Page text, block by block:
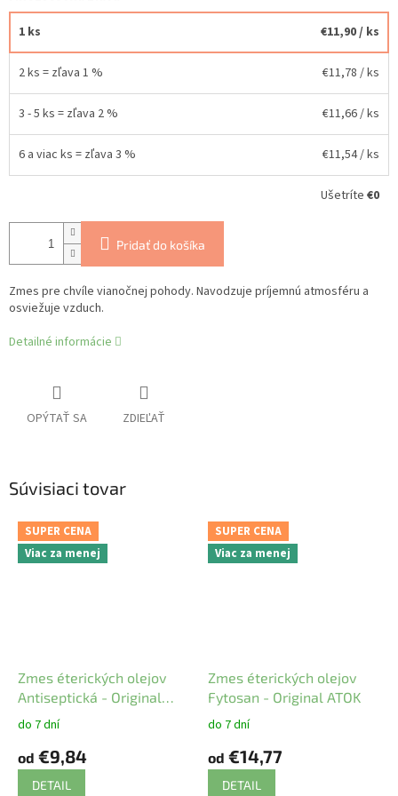
1 ks €11,90/ ks
2 ks = zľava 1 % €11,78 / ks
3 - 5 ks = zľava 2 % €11,66/ ks
6 a viac ks = zľava 3 % €11,54/ ks
Ušetríte €0
Pridať do košíka
Zmes pre chvíle vianočnej pohody. Navodzuje príjemnú atmosféru a
osviežuje vzduch.
Detailné informácie
OPÝTAŤ SA ZDIEĽAŤ
Súvisiaci tovar
SUPER CENA
Viac za menej
Zmes éterických olejov
Antiseptická - Original
ATOK
do 7 dní
od €9,84
DETAIL
SUPER CENA
Viac za menej
Zmes éterických olejov
Fytosan - Original ATOK
do 7 dní
od €14,77
DETAIL